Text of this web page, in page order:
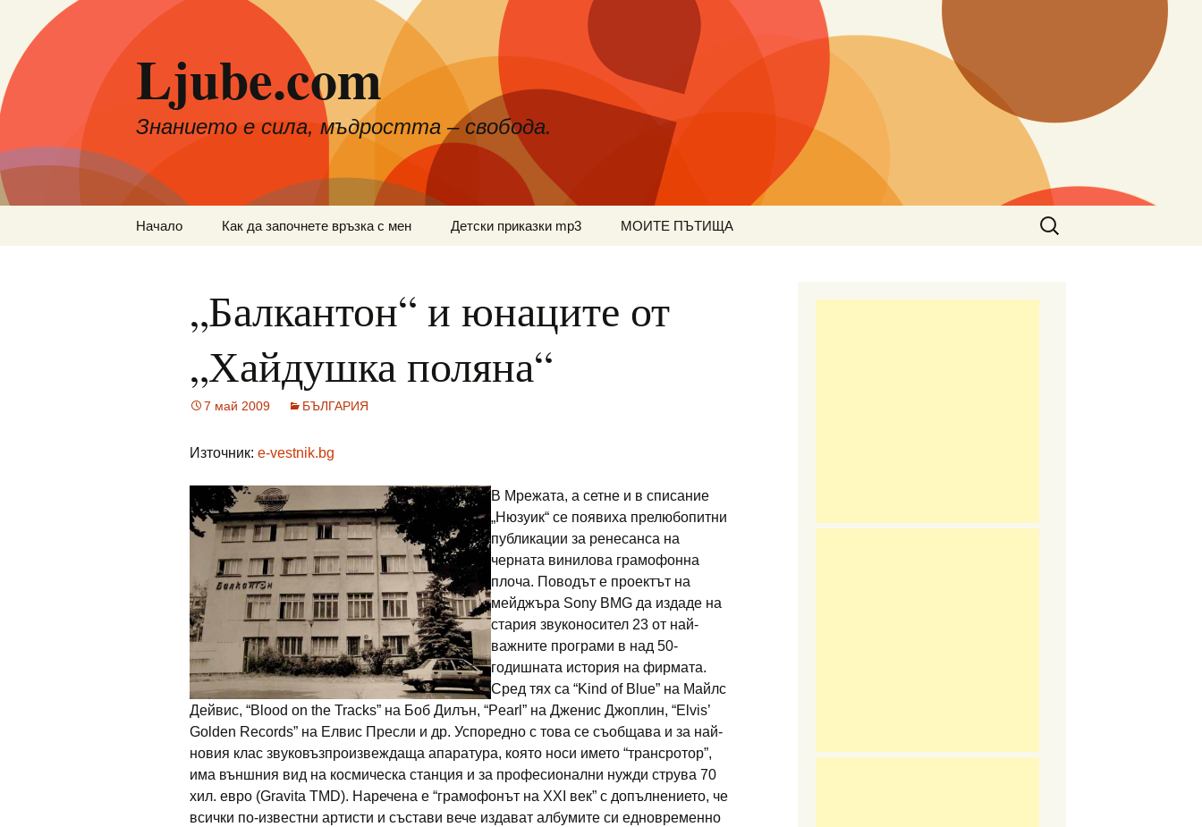
съдържанието
Ljube.com
Знанието е сила, мъдростта – свобода.
Начало Как да започнете връзка с мен Детски приказки mp3 МОИТЕ ПЪТИЩА
Търсене
за:
„Балкантон“ и юнаците от
„Хайдушка поляна“
7 май 2009 БЪЛГАРИЯ
Източник: e-vestnik.bg
В Мрежата, а сетне и в списание
„Нюзуик“ се появиха прелюбопитни
публикации за ренесанса на
черната винилова грамофонна
плоча. Поводът е проектът на
мейджъра Sony BMG да издаде на
стария звуконосител 23 от най-
важните програми в над 50-
годишната история на фирмата.
Сред тях са “Kind of Blue” на Майлс
Дейвис, “Blood on the Tracks” на Боб Дилън, “Pearl” на Дженис Джоплин, “Elvis’
Golden Records” на Елвис Пресли и др. Успоредно с това се съобщава и за най-
новия клас звуковъзпроизвеждаща апаратура, която носи името “трансротор”,
има външния вид на космическа станция и за професионални нужди струва 70
хил. евро (Gravita TMD). Наречена е “грамофонът на ХХІ век” с допълнението, че
всички по-известни артисти и състави вече издават албумите си едновременно